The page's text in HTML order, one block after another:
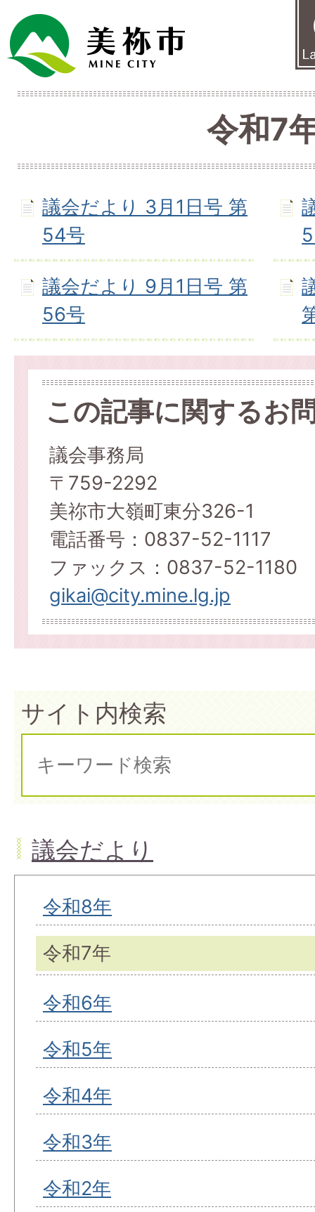
令和7
議会だより 3月1日号 第
54号
議会だより 9月1日号 第
56号
この記事に関するお
議会事務局
〒759-2292
美祢市大嶺町東分326-1
電話番号：0837-52-1117
ファックス：0837-52-1180
gikai@city.mine.lg.jp
サイト内検索
議会だより
令和8年
令和7年
令和6年
令和5年
令和4年
令和3年
令和2年